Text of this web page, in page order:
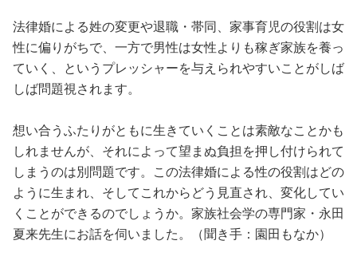
性と愛
ゲーム
法律婚による姓の変更や退職・帯同、家事育児の役割は女
性に偏りがちで、一方で男性は女性よりも稼ぎ家族を養っ
ていく、というプレッシャーを与えられやすいことがしば
しば問題視されます。
想い合うふたりがともに生きていくことは素敵なことかも
しれませんが、それによって望まぬ負担を押し付けられて
しまうのは別問題です。この法律婚による性の役割はどの
ように生まれ、そしてこれからどう見直され、変化してい
くことができるのでしょうか。家族社会学の専門家・永田
夏来先生にお話を伺いました。（聞き手：園田もなか）